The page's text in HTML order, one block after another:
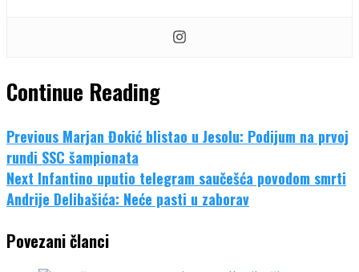
Continue Reading
Previous Marjan Đokić blistao u Jesolu: Podiјum na prvoj
rundi SSC šampionata
Next Infantino uputio telegram saučešća povodom smrti
Andrije Delibašića: Neće pasti u zaborav
Povezani članci